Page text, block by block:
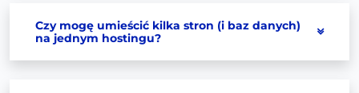
Czy mogę umieścić kilka stron (i baz danych)
na jednym hostingu?